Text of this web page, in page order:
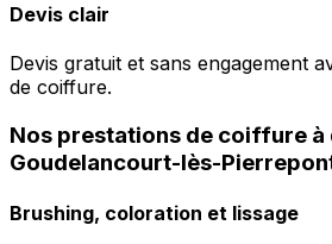
Devis clair
Devis gratuit et sans engagement
de coiffure.
Nos prestations de coiffure à
Goudelancourt-lès-
Brushing, coloration et lissage